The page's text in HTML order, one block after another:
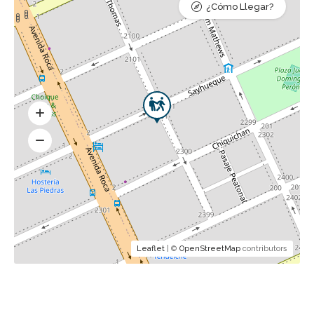
Leaflet | © OpenStreetMap contributors
¿Cómo Llegar?